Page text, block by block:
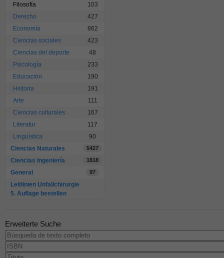
Filosofía
103
Derecho
427
Economía
862
Ciencias sociales
423
Ciencias del deporte
48
Psicología
233
Educación
190
Historia
191
Arte
111
Ciencias culturales
167
Literatur
117
Lingüística
90
Ciencias Naturales
5427
Ciencias Ingeniería 1818
General 97
Leitlinien Unfallchirurgie
5. Auflage bestellen
Erweiterte Suche